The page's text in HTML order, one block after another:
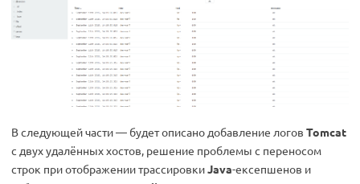
В следующей части — будет описано добавление логов Tomcat
с двух удалённых хостов, решение проблемы с переносом
строк при отображении трассировкиJava-ексепшенов и